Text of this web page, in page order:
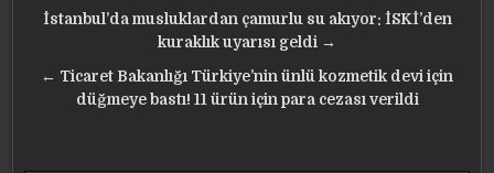
Yazı
gezinmesi
İstanbul’da musluklardan çamurlu su akıyor: İSKİ’den
kuraklık uyarısı geldi →
← Ticaret Bakanlığı Türkiye’nin ünlü kozmetik devi için
düğmeye bastı! 11 ürün için para cezası verildi